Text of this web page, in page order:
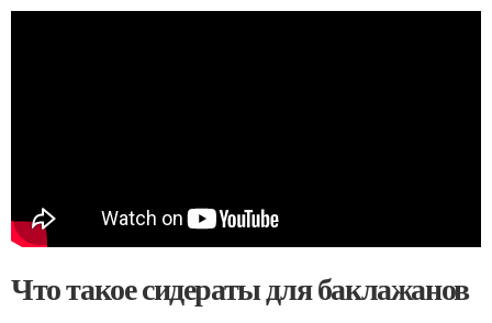
Что такое сидераты для баклажанов